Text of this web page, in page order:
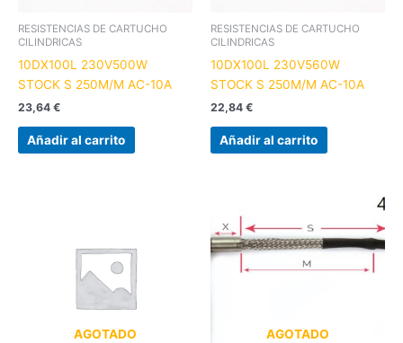
RESISTENCIAS DE CARTUCHO
CILINDRICAS
10DX100L 230V500W
STOCK S 250M/M AC-10A
23,64 €
Añadir al carrito
RESISTENCIAS DE CARTUCHO
CILINDRICAS
10DX100L 230V560W
STOCK S 250M/M AC-10A
22,84 €
Añadir al carrito
AGOTADO AGOTADO